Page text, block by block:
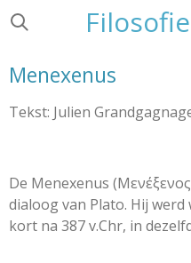
Ga
de
hoofdinhoud
Menexenus
Tekst: Julien
De Menexenus
dialoog van Plato. Hij
kort na 387 v.Chr, in